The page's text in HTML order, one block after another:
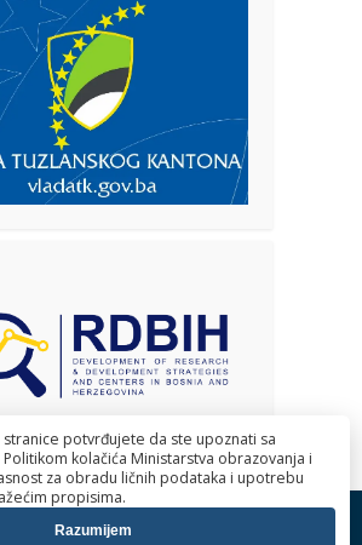
i nauke Tuzlanskog kantona. Sva
potvrđujete da ste upoznati sa
kolačića Ministarstva obrazovanja i
za obradu ličnih podataka i upotrebu
propisima.
Razumijem